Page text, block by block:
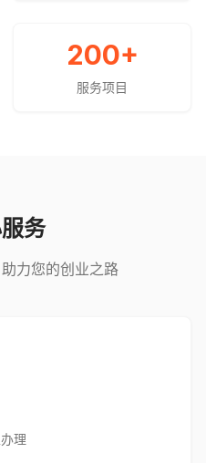
200+
服务项目
务
力您的创业之路
理